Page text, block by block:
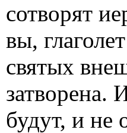
сотворят
вы,
святых
затворена.
будут, и не